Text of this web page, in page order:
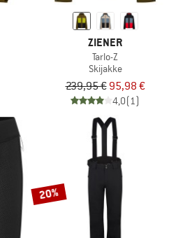
ZIENER
Tarlo-Z
Skijakke
239,95 € 95,98 €
4,0(1)
20%